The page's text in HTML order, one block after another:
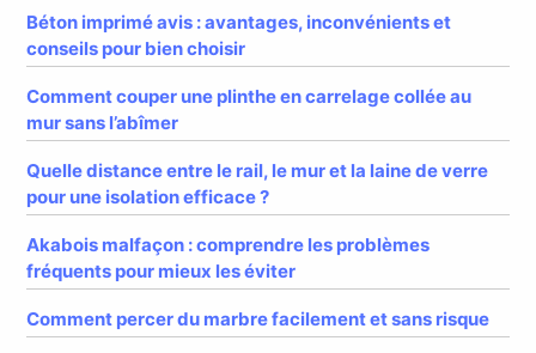
Béton imprimé avis : avantages, inconvénients et
conseils pour bien choisir
Comment couper une plinthe en carrelage collée au
mur sans l’abîmer
Quelle distance entre le rail, le mur et la laine de verre
pour une isolation efficace ?
Akabois malfaçon : comprendre les problèmes
fréquents pour mieux les éviter
Comment percer du marbre facilement et sans risque